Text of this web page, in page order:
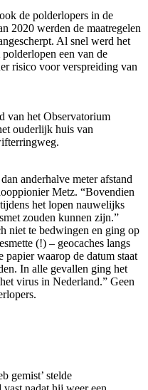
de polderlopers in de
2020 werden de maatregelen
Al snel werd het
een van de
risico voor verspreiding van
van het Observatorium
ouderlijk huis van
anderhalve meter afstand
Metz. “Bovendien
het lopen nauwelijks
zouden kunnen zijn.”
niet te bedwingen en ging op
(!) – geocaches langs
papier waarop de datum staat
In alle gevallen ging het
virus in Nederland.” Geen
gemist’ stelde